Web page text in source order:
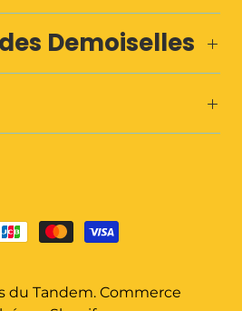
Demoiselles
du Tandem. Commerce